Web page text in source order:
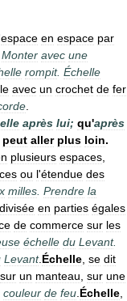
espace en espace par
Monter avec une
rompit. Échelle
avec un crochet de fer
après lui; qu'après
peut aller plus loin.
plusieurs espaces
ou l'étendue des
milles Prendre la
divisée en parties égales
de commerce sur les
échelle du Levant.
Levant. Échelle se dit
sur un manteau sur une
couleur de feu Échelle